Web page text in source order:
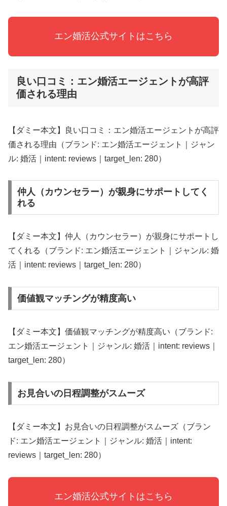
エン婚活公式サイトはこちら
良い口コミ：エン婚活エージェントが高評
価される理由
【ダミー本文】良い口コミ：エン婚活エージェントが高評
価される理由（ブランド: エン婚活エージェント｜ジャン
ル: 婚活｜intent: reviews｜target_len: 280）
仲人（カウンセラー）が親身にサポートしてく
れる
【ダミー本文】仲人（カウンセラー）が親身にサポートし
てくれる（ブランド: エン婚活エージェント｜ジャンル: 婚
活｜intent: reviews｜target_len: 280）
価値観マッチングが精度高い
【ダミー本文】価値観マッチングが精度高い（ブランド:
エン婚活エージェント｜ジャンル: 婚活｜intent: reviews｜
target_len: 280）
お見合いの日程調整がスムーズ
【ダミー本文】お見合いの日程調整がスムーズ（ブラン
ド: エン婚活エージェント｜ジャンル: 婚活｜intent:
reviews｜target_len: 280）
エン婚活公式サイトはこちら